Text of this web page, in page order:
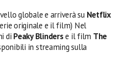
globale e arriverà su Netflix
originale e il film) Nel
di Peaky Blinderse il film The
in streaming sulla